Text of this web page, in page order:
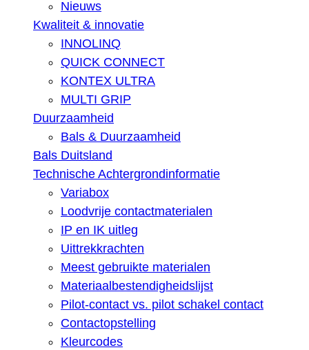
Nieuws
Kwaliteit & innovatie
INNOLINQ
QUICK CONNECT
KONTEX ULTRA
MULTI GRIP
Duurzaamheid
Bals & Duurzaamheid
Bals Duitsland
Technische Achtergrondinformatie
Variabox
Loodvrije contactmaterialen
IP en IK uitleg
Uittrekkrachten
Meest gebruikte materialen
Materiaalbestendigheidslijst
Pilot-contact vs. pilot schakel contact
Contactopstelling
Kleurcodes